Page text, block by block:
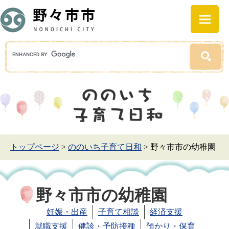
トップページ > ののいち子育て日和 > 野々市市の幼稚園
野々市市の幼稚園
妊娠・出産 子育て相談
経済支援
就職支援
健診・予防接種 預かり・保育